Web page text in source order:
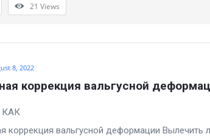
21 Views
8, 2022
коррекция вальгусной
КАК Косточка
коррекция вальгусной деформации Вылечить